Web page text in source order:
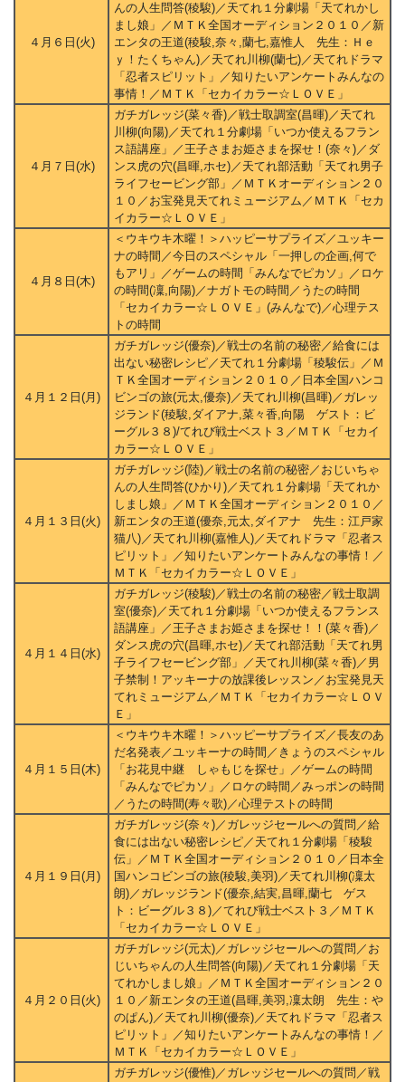
４月６日(火)
んの人生問答(稜駿)／天てれ１分劇場「天てれかし
まし娘」／ＭＴＫ全国オーディション２０１０／新
エンタの王道(稜駿,奈々,蘭七,嘉惟人 先生：Ｈｅ
ｙ！たくちゃん)／天てれ川柳(蘭七)／天てれドラマ
「忍者スピリット」／知りたいアンケートみんなの
事情！／ＭＴＫ「セカイカラー☆ＬＯＶＥ」
４月７日(水)
ガチガレッジ(菜々香)／戦士取調室(昌暉)／天てれ
川柳(向陽)／天てれ１分劇場「いつか使えるフラン
ス語講座」／王子さまお姫さまを探せ！(奈々)／ダ
ンス虎の穴(昌暉,ホセ)／天てれ部活動「天てれ男子
ライフセービング部」／ＭＴＫオーディション２０
１０／お宝発見天てれミュージアム／ＭＴＫ「セカ
イカラー☆ＬＯＶＥ」
４月８日(木)
＜ウキウキ木曜！＞ハッピーサプライズ／ユッキー
ナの時間／今日のスペシャル「一押しの企画,何で
もアリ」／ゲームの時間「みんなでピカソ」／ロケ
の時間(凜,向陽)／ナガトモの時間／うたの時間
「セカイカラー☆ＬＯＶＥ」(みんなで)／心理テス
トの時間
４月１２日(月)
ガチガレッジ(優奈)／戦士の名前の秘密／給食には
出ない秘密レシピ／天てれ１分劇場「稜駿伝」／Ｍ
ＴＫ全国オーディション２０１０／日本全国ハンコ
ビンゴの旅(元太,優奈)／天てれ川柳(昌暉)／ガレッ
ジランド(稜駿,ダイアナ,菜々香,向陽 ゲスト：ビ
ーグル３８)/てれび戦士ベスト３／ＭＴＫ「セカイ
カラー☆ＬＯＶＥ」
４月１３日(火)
ガチガレッジ(陸)／戦士の名前の秘密／おじいちゃ
んの人生問答(ひかり)／天てれ１分劇場「天てれか
しまし娘」／ＭＴＫ全国オーディション２０１０／
新エンタの王道(優奈,元太,ダイアナ 先生：江戸家
猫八)／天てれ川柳(嘉惟人)／天てれドラマ「忍者ス
ピリット」／知りたいアンケートみんなの事情！／
ＭＴＫ「セカイカラー☆ＬＯＶＥ」
４月１４日(水)
ガチガレッジ(稜駿)／戦士の名前の秘密／戦士取調
室(優奈)／天てれ１分劇場「いつか使えるフランス
語講座」／王子さまお姫さまを探せ！！(菜々香)／
ダンス虎の穴(昌暉,ホセ)／天てれ部活動「天てれ男
子ライフセービング部」／天てれ川柳(菜々香)／男
子禁制！アッキーナの放課後レッスン／お宝発見天
てれミュージアム／ＭＴＫ「セカイカラー☆ＬＯＶ
Ｅ」
４月１５日(木)
＜ウキウキ木曜！＞ハッピーサプライズ／長友のあ
だ名発表／ユッキーナの時間／きょうのスペシャル
「お花見中継 しゃもじを探せ」／ゲームの時間
「みんなでピカソ」／ロケの時間／みっポンの時間
／うたの時間(寿々歌)／心理テストの時間
４月１９日(月)
ガチガレッジ(奈々)／ガレッジセールへの質問／給
食には出ない秘密レシピ／天てれ１分劇場「稜駿
伝」／ＭＴＫ全国オーディション２０１０／日本全
国ハンコビンゴの旅(稜駿,美羽)／天てれ川柳(凜太
朗)／ガレッジランド(優奈,結実,昌暉,蘭七 ゲス
ト：ビーグル３８)／てれび戦士ベスト３／ＭＴＫ
「セカイカラー☆ＬＯＶＥ」
４月２０日(火)
ガチガレッジ(元太)／ガレッジセールへの質問／お
じいちゃんの人生問答(向陽)／天てれ１分劇場「天
てれかしまし娘」／ＭＴＫ全国オーディション２０
１０／新エンタの王道(昌暉,美羽,凜太朗 先生：や
のぱん)／天てれ川柳(優奈)／天てれドラマ「忍者ス
ピリット」／知りたいアンケートみんなの事情！／
ＭＴＫ「セカイカラー☆ＬＯＶＥ」
ガチガレッジ(優惟)／ガレッジセールへの質問／戦